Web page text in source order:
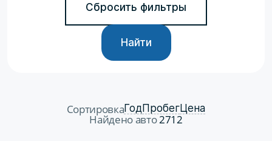
Сбросить фильтры
Найти
СортировкаГодПробегЦена
Найдено авто2712